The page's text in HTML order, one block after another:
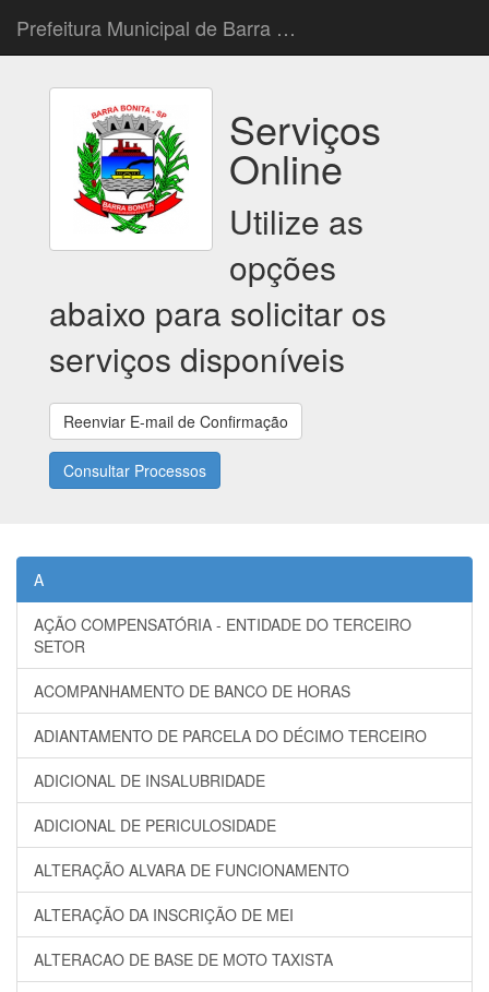
Prefeitura Municipal de Barra Bonita
Serviços
Online
Utilize as
opções
abaixo para solicitar os
serviços disponíveis
Reenviar E-mail de Confirmação
Consultar Processos
A
AÇÃO COMPENSATÓRIA - ENTIDADE DO TERCEIRO
SETOR
ACOMPANHAMENTO DE BANCO DE HORAS
ADIANTAMENTO DE PARCELA DO DÉCIMO TERCEIRO
ADICIONAL DE INSALUBRIDADE
ADICIONAL DE PERICULOSIDADE
ALTERAÇÃO ALVARA DE FUNCIONAMENTO
ALTERAÇÃO DA INSCRIÇÃO DE MEI
ALTERACAO DE BASE DE MOTO TAXISTA